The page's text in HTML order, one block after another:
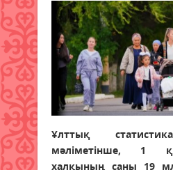
Ұлттық
мәліметінше, 1
халқының саны 19